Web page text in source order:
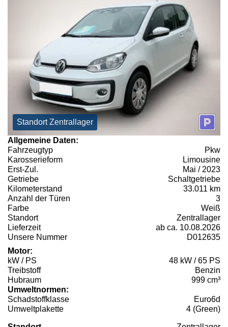
Standort Zentrallager
Allgemeine Daten:
Fahrzeugtyp
Pkw
Karosserieform
Limousine
Erst-Zul.
Mai / 2023
Getriebe
Schaltgetriebe
Kilometerstand
33.011 km
Anzahl der Türen
3
Farbe
Weiß
Standort
Zentrallager
Lieferzeit
ab ca. 10.08.2026
Unsere Nummer
D012635
Motor:
kW / PS
48 kW / 65 PS
Treibstoff
Benzin
Hubraum
999 cm³
Umweltnormen:
Schadstoffklasse
Euro6d
Umweltplakette
4 (Green)